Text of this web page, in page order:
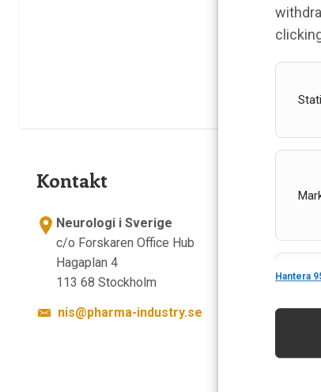
Hantera
Kontakt
Neurologi i Sverige
c/o Forskaren Office Hub
Hagaplan 4
113 68 Stockholm
nis@pharma-industry.se